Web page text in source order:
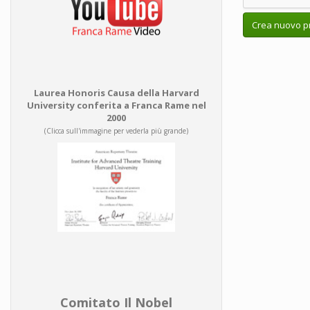
Laurea Honoris Causa della Harvard
University conferita a Franca Rame nel
2000
(Clicca sull'immagine per vederla più grande)
Comitato Il Nobel
Crea nuovo